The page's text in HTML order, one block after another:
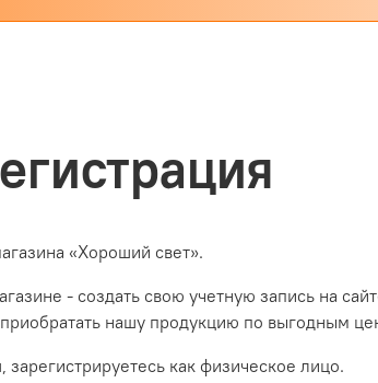
«Хороший свет».
- создать свою учетную запись на
нашу продукцию по выгодным
как физическое лицо.